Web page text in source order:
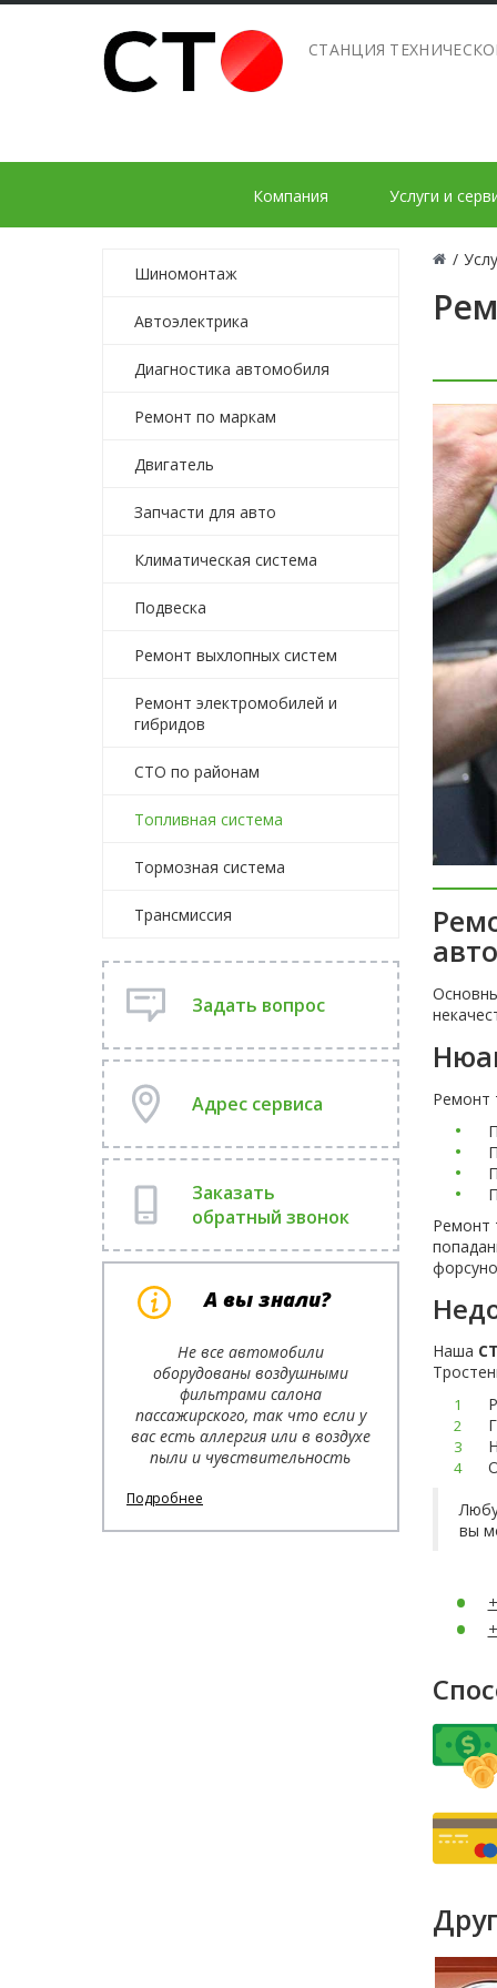
СТАНЦИЯ
Компания Услуги и
/
Шиномонтаж
Автоэлектрика
Диагностика автомобиля
Ремонт по маркам
Двигатель
Запчасти для авто
Климатическая система
Подвеска
Ремонт выхлопных систем
Ремонт электромобилей и
гибридов
СТО по районам
Топливная система
Тормозная система
Трансмиссия
Задать вопрос
Адрес сервиса
Заказать
обратный звонок
А вы знали?
Не все автомобили
оборудованы воздушными
фильтрами салона
пассажирского, так что если у
вас есть аллергия или в воздухе
пыли и чувствительность
Подробнее
Ремонт
Ремонт
Наша
вы